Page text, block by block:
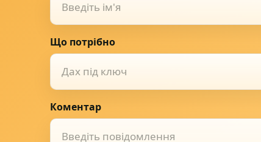
Що потрібно
Дах під ключ
Коментар